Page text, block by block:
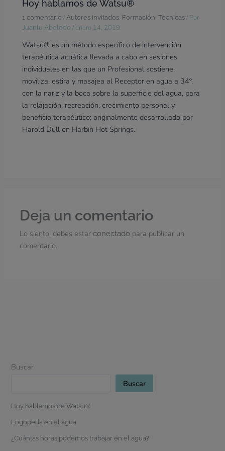
Hoy hablamos de Watsu®
1 comentario /Autores invitados, Formación,Técnicas / Por
Juanlu Abeledo/ enero 14, 2019
Watsu® es un método específico de intervención
terapéutica acuática llevada a cabo en sesiones
individuales en las que un Profesional sostiene,
moviliza, estira y masajea al Receptor en agua a 34º,
con la nariz y la boca sobre la superficie del agua, para
la relajación, recreación, crecimiento personal y
beneficio terapéutico; originalmente desarrollado por
Harold Dull en Harbin Hot Springs.
Deja un comentario
Lo siento, debes estarconectado para publicar un
comentario.
Buscar
Buscar
Hoy hablamos de Watsu®
Logopeda en el agua
¿Cuántas horas podemos trabajar en el agua?